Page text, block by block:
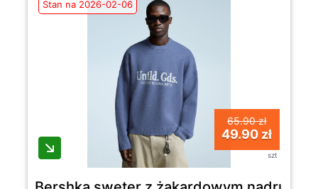
Stan na 2026-02-06
65.90 zł
49.90 zł
szt